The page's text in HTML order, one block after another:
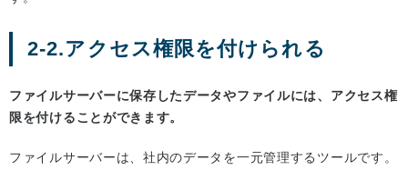
2-2.アクセス権限を付けられる
ファイルサーバーに保存したデータやファイルには、アクセス権
限を付けることができます。
ファイルサーバーは、社内のデータを一元管理するツールです。